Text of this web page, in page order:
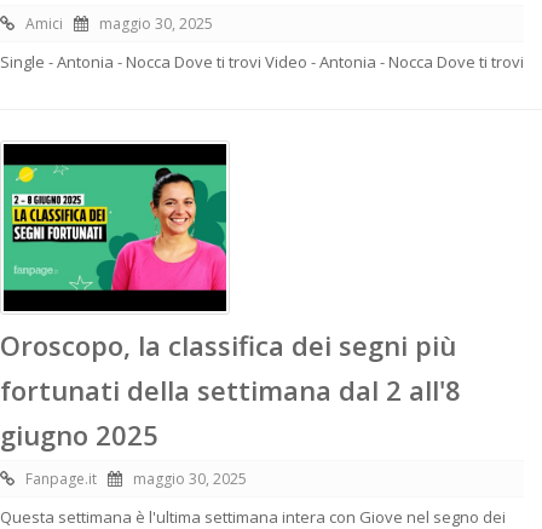
Amici maggio 30, 2025
Single - Antonia - Nocca Dove ti trovi Video - Antonia - Nocca Dove ti trovi
Oroscopo, la classifica dei segni più
fortunati della settimana dal 2 all'8
giugno 2025
Fanpage.it maggio 30, 2025
Questa settimana è l'ultima settimana intera con Giove nel segno dei